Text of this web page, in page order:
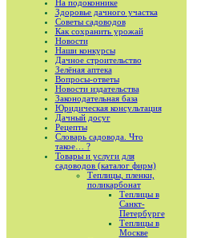
На подоконнике
Здоровье дачного участка
Советы садоводов
Как сохранить урожай
Новости
Наши конкурсы
Дачное строительство
Зелёная аптека
Вопросы-ответы
Новости издательства
Законодательная база
Юридическая консультация
Дачный досуг
Рецепты
Словарь садовода. Что
такое… ?
Товары и услуги для
садоводов (каталог фирм)
Теплицы, пленки,
поликарбонат
Теплицы в
Санкт-
Петербурге
Теплицы в
Москве